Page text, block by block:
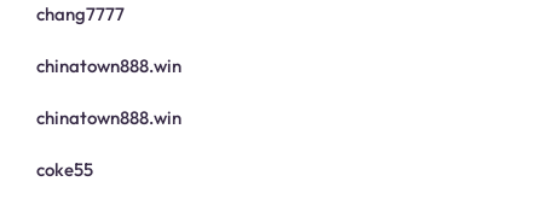
chang7777
chinatown888.win
chinatown888.win
coke55